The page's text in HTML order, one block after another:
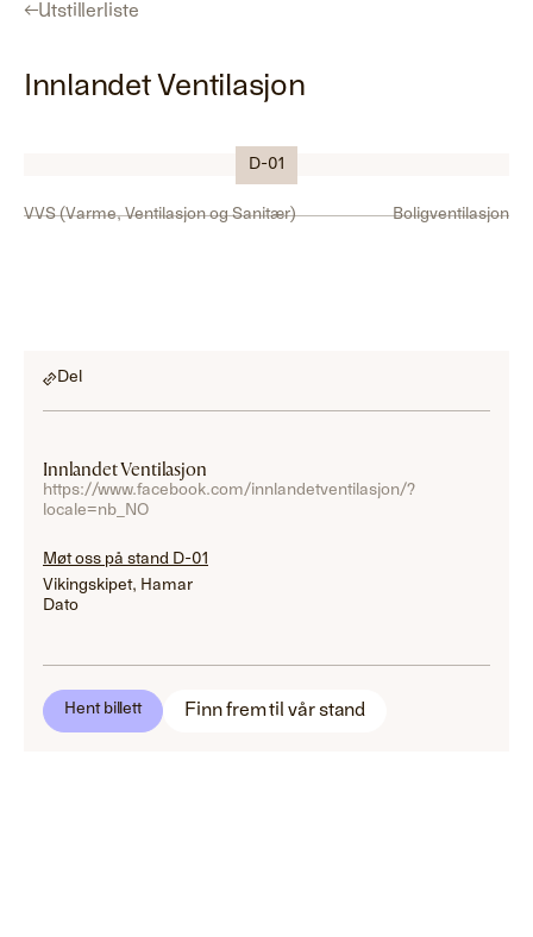
←Utstillerliste
Innlandet Ventilasjon
D-01
Logo
VVS (Varme, Ventilasjon og Sanitær) Boligventilasjon
Del
Innlandet Ventilasjon
https://www.facebook.com/innlandetventilasjon/?
locale=nb_NO
Møt oss på stand D-01
Vikingskipet, Hamar
Dato
Hent billett Finn frem til vår stand